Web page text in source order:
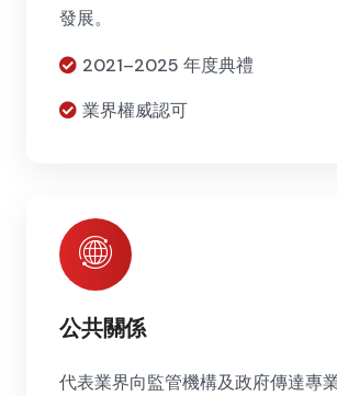
發展。
2021–2025 年度典禮
業界權威認可
公共關係
代表業界向監管機構及政府傳達專業